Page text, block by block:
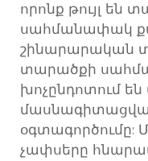
որոնք թույլ են
սահմանափակ
շինարարական
տարածքի
խոչընդոտում են
օգտագործումը:
չափսերը